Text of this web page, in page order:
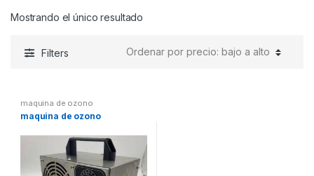
Mostrando el único resultado
Filters
maquina de ozono
maquina de ozono